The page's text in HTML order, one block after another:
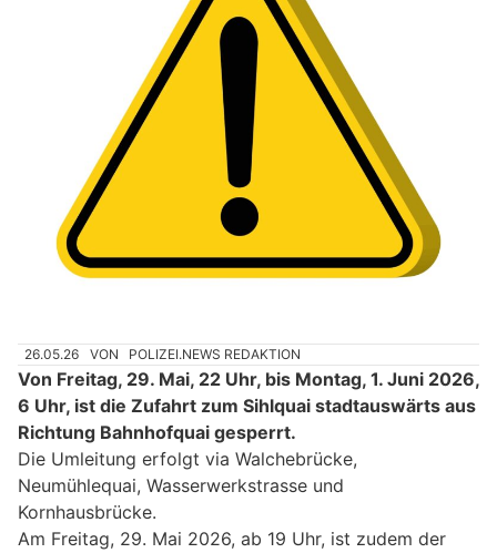
26.05.26 VON POLIZEI.NEWS REDAKTION
Von Freitag, 29. Mai, 22 Uhr, bis Montag, 1. Juni 2026,
6 Uhr, ist die Zufahrt zum Sihlquai stadtauswärts aus
Richtung Bahnhofquai gesperrt.
Die Umleitung erfolgt via Walchebrücke,
Neumühlequai, Wasserwerkstrasse und
Kornhausbrücke.
Am Freitag, 29. Mai 2026, ab 19 Uhr, ist zudem der